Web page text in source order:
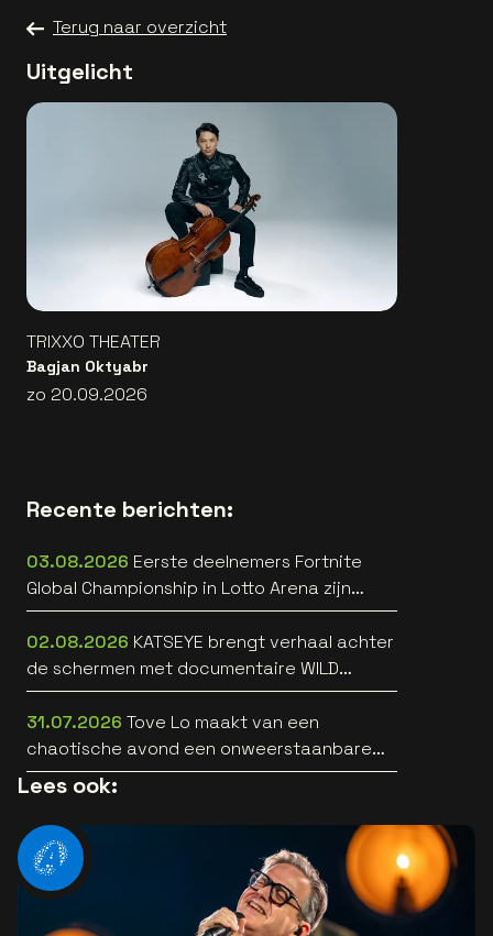
Terug naar overzicht
Uitgelicht
TRIXXO THEATER
Bagjan Oktyabr
zo 20.09.2026
Recente berichten:
03.08.2026 Eerste deelnemers Fortnite
Global Championship in Lotto Arena zijn
bekend
02.08.2026 KATSEYE brengt verhaal achter
de schermen met documentaire WILD
HEARTS [trailer]
31.07.2026 Tove Lo maakt van een
chaotische avond een onweerstaanbare
popsong
Lees ook: